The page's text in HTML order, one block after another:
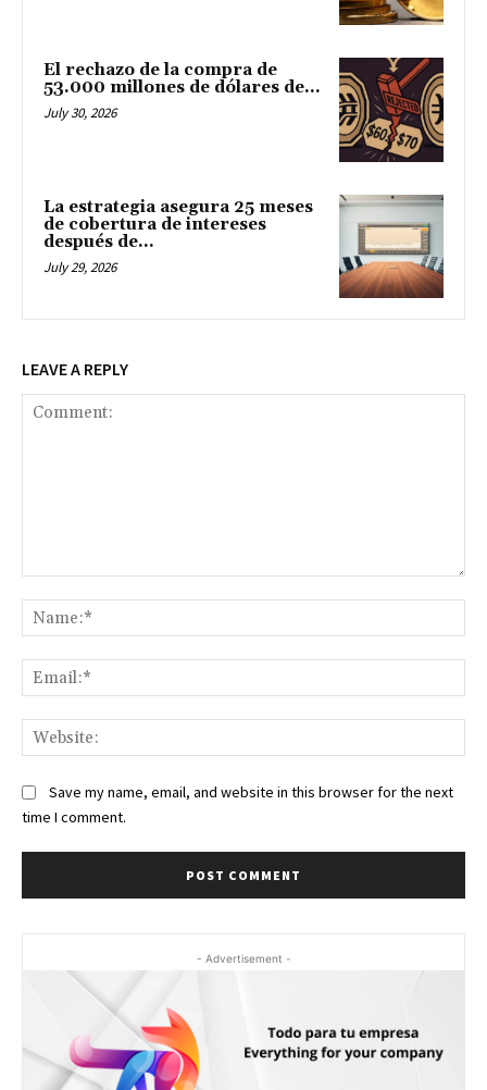
El rechazo de la compra de
53.000 millones de dólares de...
July 30, 2026
La estrategia asegura 25 meses
de cobertura de intereses
después de...
July 29, 2026
LEAVE A REPLY
Save my name, email, and website in this browser for the next
time I comment.
- Advertisement -